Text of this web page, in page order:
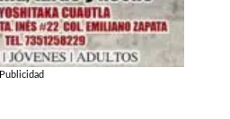
Publicidad